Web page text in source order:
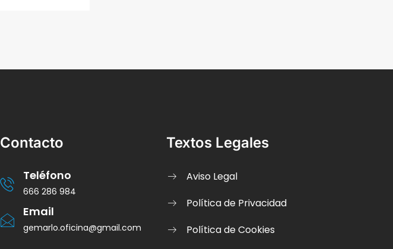
Contacto
Teléfono
666 286 984
Email
gemarlo.oficina@gmail.com
Textos Legales
Aviso Legal
Política de Privacidad
Política de Cookies